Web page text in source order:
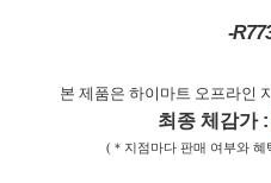
-
본 제품은 하이마트 오프라인
최종 체감가:
(＊지점마다 판매 여부와 혜